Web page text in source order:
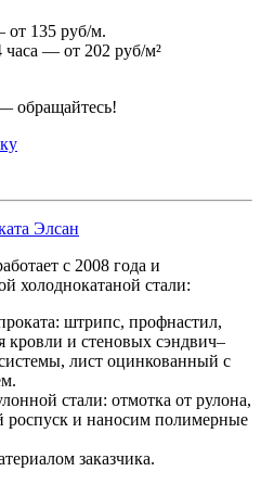
от 135 руб/м.
часа — от 202 руб/м²
обращайтесь!
с 2008 года и
холоднокатаной стали:
штрипс, профнастил,
кровли и стеновых сэндвич–
лист оцинкованный с
стали: отмотка от рулона,
роспуск и наносим полимерные
заказчика.